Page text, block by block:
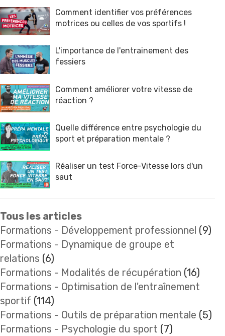
Comment identifier vos préférences
motrices ou celles de vos sportifs !
L'importance de l'entrainement des
fessiers
Comment améliorer votre vitesse de
réaction ?
Quelle différence entre psychologie du
sport et préparation mentale ?
Réaliser un test Force-Vitesse lors d'un
saut
Tous les articles
Formations - Développement professionnel (9)
Formations - Dynamique de groupe et
relations (6)
Formations - Modalités de récupération (16)
Formations - Optimisation de l'entraînement
sportif (114)
Formations - Outils de préparation mentale (5)
Formations - Psychologie du sport (7)